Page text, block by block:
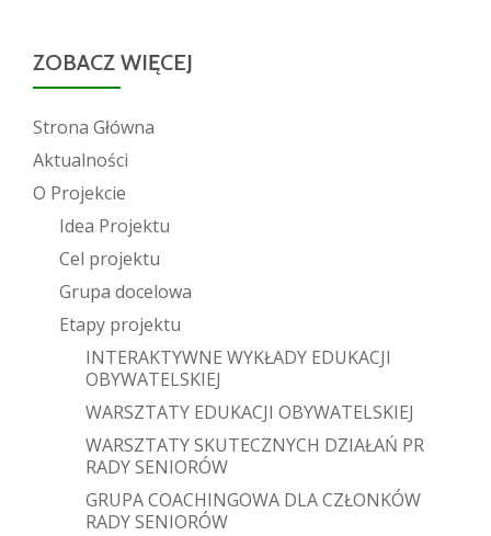
ZOBACZ WIĘCEJ
Strona Główna
Aktualności
O Projekcie
Idea Projektu
Cel projektu
Grupa docelowa
Etapy projektu
INTERAKTYWNE WYKŁADY EDUKACJI
OBYWATELSKIEJ
WARSZTATY EDUKACJI OBYWATELSKIEJ
WARSZTATY SKUTECZNYCH DZIAŁAŃ PR
RADY SENIORÓW
GRUPA COACHINGOWA DLA CZŁONKÓW
RADY SENIORÓW